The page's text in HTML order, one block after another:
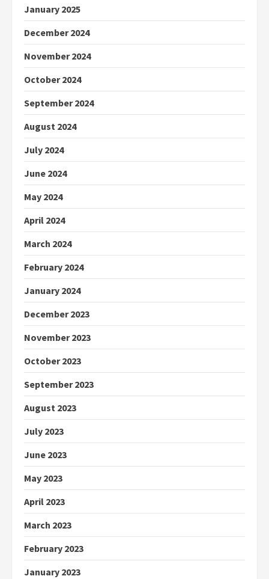
January 2025
December 2024
November 2024
October 2024
September 2024
August 2024
July 2024
June 2024
May 2024
April 2024
March 2024
February 2024
January 2024
December 2023
November 2023
October 2023
September 2023
August 2023
July 2023
June 2023
May 2023
April 2023
March 2023
February 2023
January 2023